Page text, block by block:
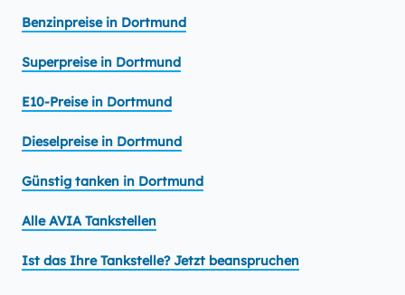
Benzinpreise in Dortmund
Superpreise in Dortmund
E10-Preise in Dortmund
Dieselpreise in Dortmund
Günstig tanken in Dortmund
Alle AVIA Tankstellen
Ist das Ihre Tankstelle? Jetzt beanspruchen